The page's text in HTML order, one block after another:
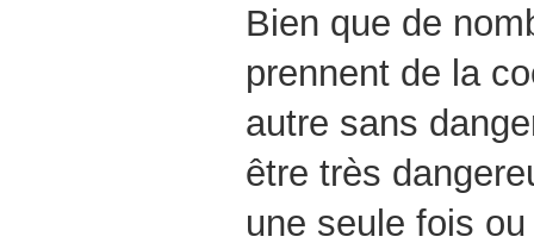
Bien que de
prennent de la
autre sans
être très
une seule fois